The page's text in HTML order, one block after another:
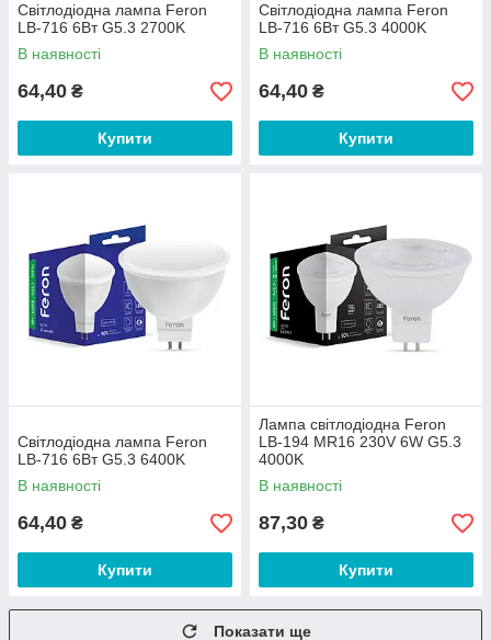
Світлодіодна лампа Feron
LB-716 6Вт G5.3 2700K
В наявності
64,40 ₴
Купити
Світлодіодна лампа Feron
LB-716 6Вт G5.3 4000K
В наявності
64,40 ₴
Купити
Світлодіодна лампа Feron
LB-716 6Вт G5.3 6400K
В наявності
64,40 ₴
Купити
Лампа світлодіодна Feron
LB-194 MR16 230V 6W G5.3
4000K
В наявності
87,30 ₴
Купити
Показати ще